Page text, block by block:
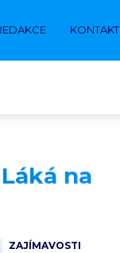
KONTAKT
na
ZAJÍMAVOSTI